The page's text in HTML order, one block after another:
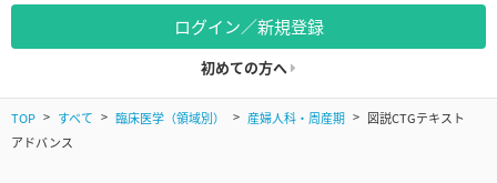
ログイン／新規登録
初めての方へ
TOP すべて 臨床医学（領域別） 産婦人科・周産期
図説CTGテキスト
アドバンス